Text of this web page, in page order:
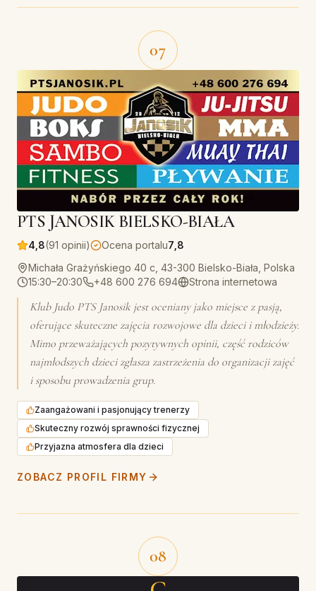
07
PTS JANOSIK BIELSKO-BIAŁA
4,8(91 opinii) Ocena portalu7,8
Michała Grażyńskiego 40 c, 43-300 Bielsko-Biała, Polska
15:30–20:30
+48 600 276 694 Strona internetowa
Klub Judo PTS Janosik jest oceniany jako miejsce z pasją,
oferujące skuteczne zajęcia rozwojowe dla dzieci i młodzieży.
Mimo przeważających pozytywnych opinii, część rodziców
najmłodszych dzieci zgłasza zastrzeżenia do organizacji zajęć
i sposobu prowadzenia grup.
Zaangażowani i pasjonujący trenerzy
Skuteczny rozwój sprawności fizycznej
Przyjazna atmosfera dla dzieci
ZOBACZ PROFIL FIRMY
08